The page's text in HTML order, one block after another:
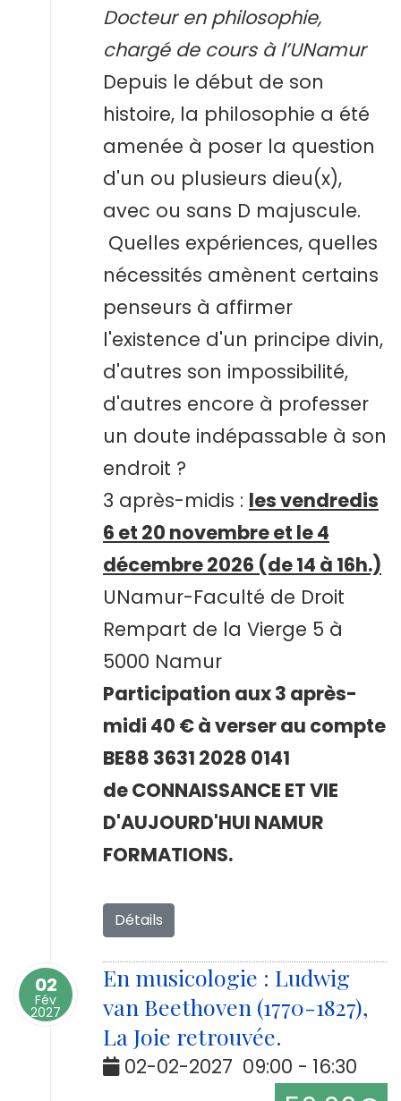
Docteur en philosophie,
chargé de cours à l’UNamur
Depuis le début de son
histoire, la philosophie a été
amenée à poser la question
d'un ou plusieurs dieu(x),
avec ou sans D majuscule.
Quelles expériences, quelles
nécessités amènent certains
penseurs à affirmer
l'existence d'un principe divin,
d'autres son impossibilité,
d'autres encore à professer
un doute indépassable à son
endroit ?
3 après-midis : les vendredis
6 et 20 novembre et le 4
décembre 2026 (de 14 à 16h.)
UNamur-Faculté de Droit
Rempart de la Vierge 5 à
5000 Namur
Participation aux 3 après-
midi 40 € à verser au compte
BE88 3631 2028 0141
de CONNAISSANCE ET VIE
D'AUJOURD'HUI NAMUR
FORMATIONS.
Détails
02
Fév
2027
En musicologie : Ludwig
van Beethoven (1770-1827),
La Joie retrouvée.
02-02-2027 09:00 - 16:30